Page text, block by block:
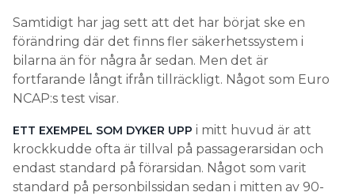
Samtidigt har jag sett att det har börjat ske en
förändring där det finns fler säkerhetssystem i
bilarna än för några år sedan. Men det är
fortfarande långt ifrån tillräckligt. Något som Euro
NCAP:s test visar.
ETT EXEMPEL SOM DYKER UPP i mitt huvud är att
krockkudde ofta är tillval på passagerarsidan och
endast standard på förarsidan. Något som varit
standard på personbilssidan sedan i mitten av 90-